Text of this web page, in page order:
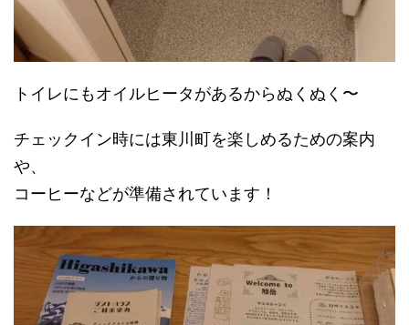
トイレにもオイルヒータがあるからぬくぬく〜
チェックイン時には東川町を楽しめるための案内
や、
コーヒーなどが準備されています！